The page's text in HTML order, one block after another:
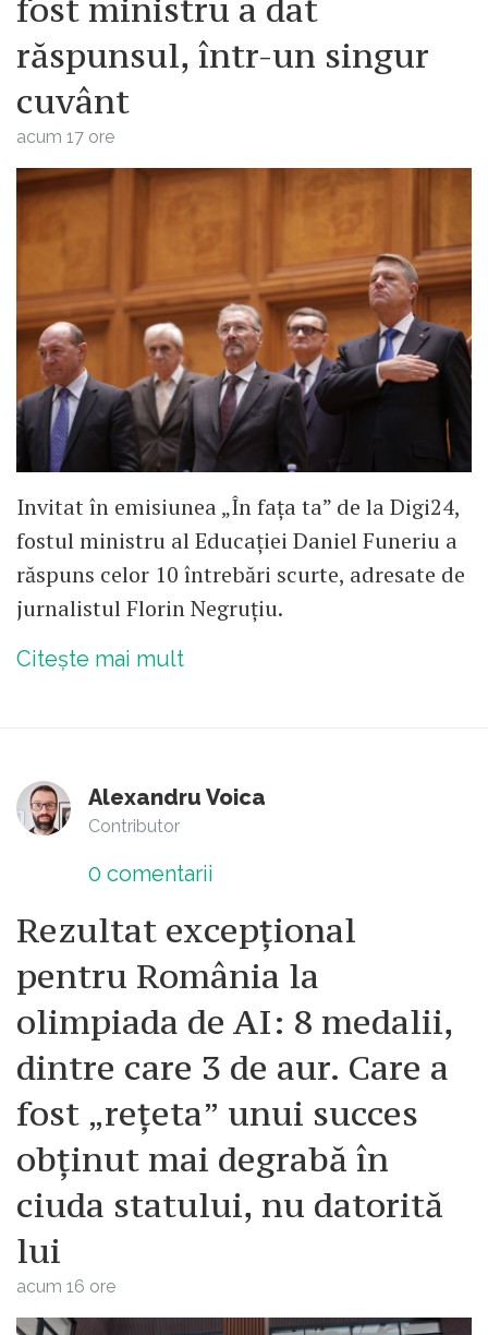
fost ministru a dat
răspunsul, într-un singur
cuvânt
acum 17 ore
Invitat în emisiunea „În fața ta” de la Digi24,
fostul ministru al Educației Daniel Funeriu a
răspuns celor 10 întrebări scurte, adresate de
jurnalistul Florin Negruțiu.
Citește mai mult
Alexandru Voica
Contributor
0 comentarii
Rezultat excepțional
pentru România la
olimpiada de AI: 8 medalii,
dintre care 3 de aur. Care a
fost „rețeta” unui succes
obținut mai degrabă în
ciuda statului, nu datorită
lui
acum 16 ore